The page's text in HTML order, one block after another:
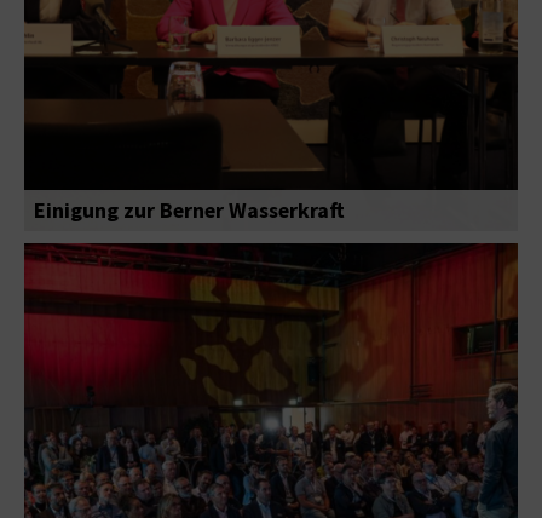
Einigung zur Berner Wasserkraft